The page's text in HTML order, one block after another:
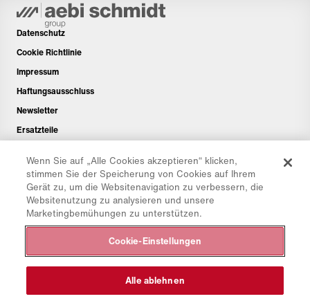
Datenschutz
Cookie Richtlinie
Impressum
Haftungsausschluss
Newsletter
Ersatzteile
CO₂-Rechner
TCO-Rechner
Händler & Standorte
Produktgruppenübersicht
CollabHub Login
Wenn Sie auf „Alle Cookies akzeptieren“ klicken,
stimmen Sie der Speicherung von Cookies auf Ihrem
Gerät zu, um die Websitenavigation zu verbessern, die
Websitenutzung zu analysieren und unsere
Marketingbemühungen zu unterstützen.
Cookie-Einstellungen
Alle ablehnen